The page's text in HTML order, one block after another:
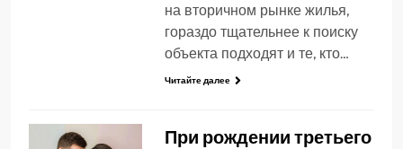
на вторичном рынке жилья,
гораздо тщательнее к поиску
объекта подходят и те, кто…
Читайте далее
При рождении третьего